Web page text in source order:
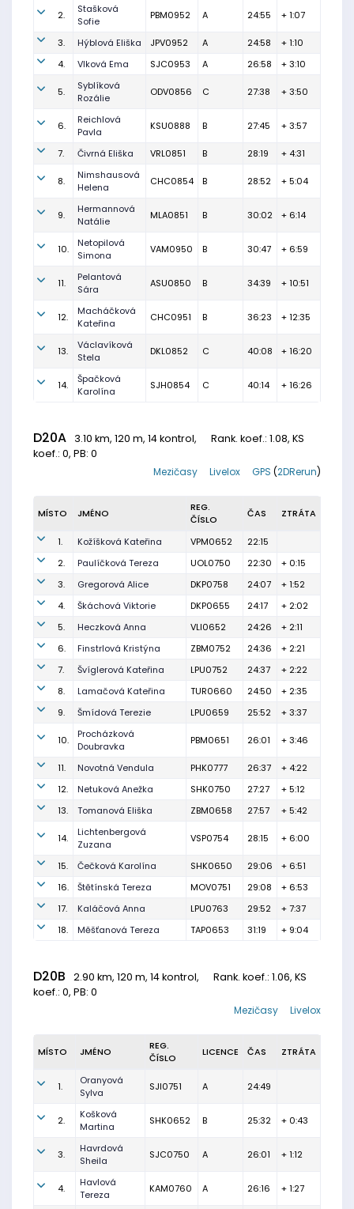
2.
Stašková
Sofie
PBM0952 A 24:55 + 1:07
3. Hýblová Eliška JPV0952 A 24:58
+ 1:10
4.
Vlková Ema SJC0953 A 26:58 + 3:10
5.
Syblíková
Rozálie
ODV0856 C 27:38 + 3:50
6.
Reichlová
Pavla
KSU0888 B 27:45 + 3:57
7. Čivrná Eliška VRL0851 B 28:19 + 4:31
8.
Nimshausová
Helena
CHC0854 B 28:52 + 5:04
9.
Hermannová
Natálie
MLA0851 B 30:02 + 6:14
10.
Netopilová
Simona
VAM0950 B 30:47 + 6:59
11.
Pelantová
Sára
ASU0850 B 34:39 + 10:51
12.
Macháčková
Kateřina
CHC0951 B 36:23 + 12:35
13.
Václavíková
Stela
DKL0852 C 40:08 + 16:20
14.
Špačková
Karolína
SJH0854 C 40:14 + 16:26
D20A 3.10 km, 120 m, 14 kontrol, Rank. koef.: 1.08, KS
koef.: 0, PB: 0
GPS (2DRerun)
Livelox
Mezičasy
MÍSTO JMÉNO
REG.
ČÍSLO
ČAS ZTRÁTA
1. Kožíšková Kateřina VPM0652
22:15
2.
Paulíčková Tereza UOL0750 22:30
+ 0:15
3.
Gregorová Alice DKP0758 24:07
+ 1:52
4.
Škáchová Viktorie DKP0655 24:17
+ 2:02
5.
Heczková Anna VLI0652 24:26
+ 2:11
6.
Finstrlová Kristýna ZBM0752 24:36
+ 2:21
7.
Švíglerová Kateřina LPU0752 24:37
+ 2:22
8.
Lamačová Kateřina TUR0660 24:50
+ 2:35
9.
Šmídová Terezie LPU0659 25:52 + 3:37
10.
Procházková
Doubravka
PBM0651 26:01 + 3:46
11. Novotná Vendula PHK0777 26:37
+ 4:22
12.
Netuková Anežka SHK0750 27:27
+ 5:12
13.
Tomanová Eliška ZBM0658 27:57 + 5:42
14.
Lichtenbergová
Zuzana
VSP0754 28:15 + 6:00
15. Čečková Karolína SHK0650 29:06
+ 6:51
16.
Štětínská Tereza MOV0751 29:08
+ 6:53
17.
Kaláčová Anna LPU0763 29:52
+ 7:37
18.
Měšťanová Tereza TAP0653 31:19 + 9:04
D20B 2.90 km, 120 m, 14 kontrol, Rank. koef.: 1.06, KS
koef.: 0, PB: 0
Livelox
Mezičasy
MÍSTO JMÉNO
REG.
ČÍSLO
LICENCE ČAS ZTRÁTA
1.
Oranyová
Sylva
SJI0751 A 24:49
2.
Košková
Martina
SHK0652 B 25:32 + 0:43
3.
Havrdová
Sheila
SJC0750 A 26:01 + 1:12
4.
Havlová
Tereza
KAM0760 A 26:16 + 1:27